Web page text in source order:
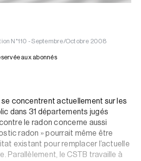
N°110 - Septembre/Octobre 2008
aux abonnés
concentrent actuellement sur les
dans 31 départements jugés
le radon concerne aussi
radon » pourrait même être
existant pour remplacer l’actuelle
Parallèlement, le CSTB travaille à